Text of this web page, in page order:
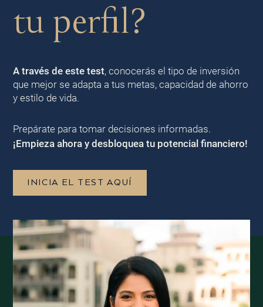
tu perfil?
A través de este test, conocerás el tipo de inversión
que mejor se adapta a tus metas, capacidad de ahorro
y estilo de vida.
Prepárate para tomar decisiones informadas.
¡Empieza ahora y desbloquea tu potencial financiero!
INICIA EL TEST AQUÍ